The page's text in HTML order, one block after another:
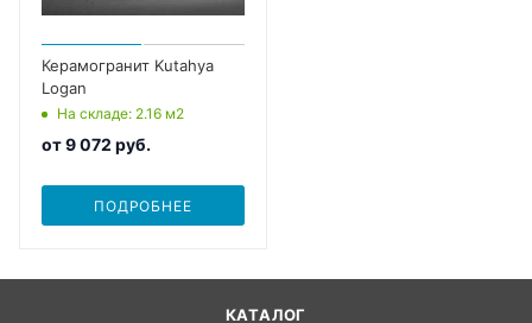
Керамогранит Kutahya
Logan
На складе: 2.16 м2
от9 072 руб.
ПОДРОБНЕЕ
КАТАЛОГ